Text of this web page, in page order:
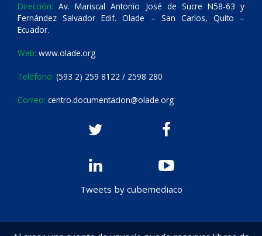
Dirección: Av. Mariscal Antonio José de Sucre N58-63 y
Fernández Salvador Edif. Olade – San Carlos, Quito –
Ecuador.
Web: www.olade.org
Teléfono: (593 2) 259 8122 / 2598 280
Correo: centro.documentacion@olade.org
Tweets by cubemediaco